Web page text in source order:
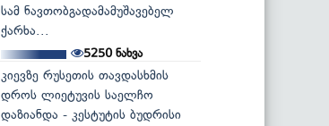
სამ ნავთობგადამამუშავებელ
ქარხა...
5250ნახვა
კიევზე რუსეთის თავდასხმის
დროს ლიეტუვის საელჩო
დაზიანდა - კესტუტის ბუდრისი